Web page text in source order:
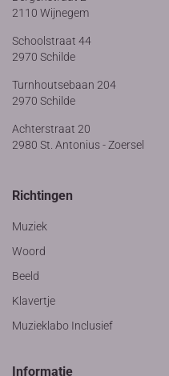
2110 Wijnegem
Schoolstraat 44
2970 Schilde
Turnhoutsebaan 204
2970 Schilde
Achterstraat 20
2980 St. Antonius - Zoersel
Richtingen
Muziek
Woord
Beeld
Klavertje
Muzieklabo Inclusief
Informatie